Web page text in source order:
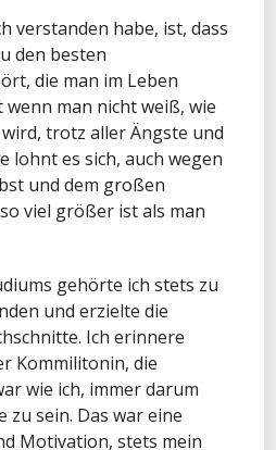
verstanden habe, ist, dass
den besten
die man im Leben
man nicht weiß, wie
trotz aller Ängste und
lohnt es sich, auch wegen
und dem großen
viel größer ist als man
gehörte ich stets zu
und erzielte die
Ich erinnere
Kommilitonin, die
wie ich, immer darum
zu sein. Das war eine
Motivation, stets mein